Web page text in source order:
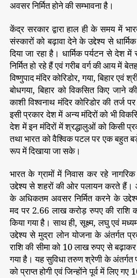
अवसर निर्मित होने की सम्भावना है।
केंद्र सरकार द्वारा हाल ही के समय में
संस्कारों को बढ़ावा देने के उद्देश्य से
दिया जा रहा है। धार्मिक पर्यटन से देश
निर्मित हो रहे हैं एवं गरीब वर्ग की आय में
विष्णुपाद मंदिर कोरिडोर, गया, बिहार एवं
बोधगया, बिहार को विकसित किए जाने
काशी विश्वनाथ मंदिर कोरिडोर की तर्ज
इसी प्रकार देश में अन्य मंदिरों को भी
देश में इन मंदिरों में श्रद्धालुओं को किसी
तथा भारत को वैश्विक पटल पर एक बहुत
रूप में दिखाया जा सके।
भारत के ग्रामों में निवास कर रहे
उद्देश्य से शहरों की ओर पलायन करते हैं।
के अधिकतम अवसर निर्मित करने के
मद पर 2.66 लाख करोड़ रुपए की राशि
किया गया है। साथ ही, सूक्ष्म, लघु एवं
उद्देश्य से मुद्रा लोन योजना के अंतर्गत
राशि की सीमा को 10 लाख रुपए से
गया है। यह सुविधा तरुण श्रेणी के अंतर्गत
को प्राप्त होगी एवं जिन्होंने पूर्व में लिए